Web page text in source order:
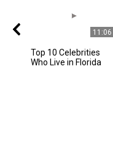
11:06
Top 10 Celebrities
Who Live in Florida